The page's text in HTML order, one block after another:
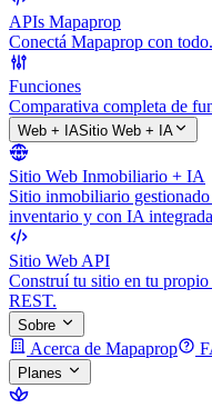
APIs Mapaprop
Conectá Mapaprop con
Funciones
Comparativa completa de
Web + IASitio Web + IA
Sitio Web Inmobiliario + IA
Sitio inmobiliario
inventario y con IA
Sitio Web API
Construí tu sitio en tu
REST.
Sobre
Acerca de Mapaprop
Planes